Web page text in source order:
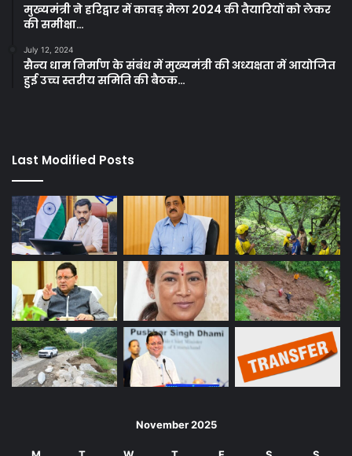
मुख्यमंत्री ने हरिद्वार में कावड़ मेला 2024 की तैयारियों को लेकर
की समीक्षा…
July 12, 2024
सैन्य धाम निर्माण के संबंध में मुख्यमंत्री की अध्यक्षता में आयोजित
हुई उच्च स्तरीय समिति की बैठक…
Last Modified Posts
November 2025